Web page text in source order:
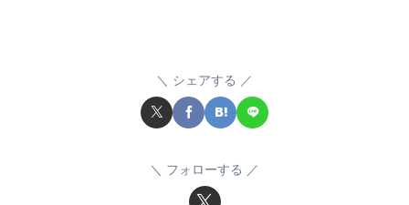
シェアする
フォローする